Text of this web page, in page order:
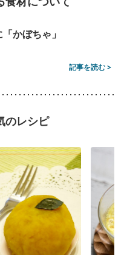
かぼちゃ」
記事を読む >
のレシピ